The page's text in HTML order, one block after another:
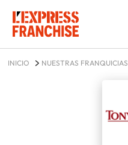
INICIO NUESTRAS FRANQUICIAS